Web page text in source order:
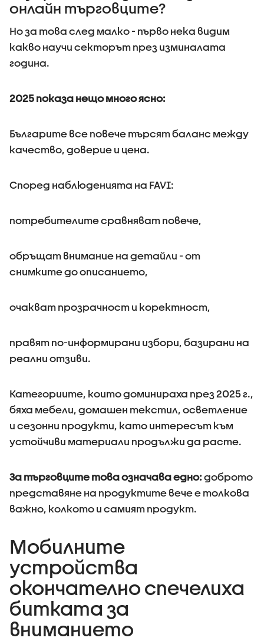
онлайн търговците?
Но за това след малко - първо нека видим
какво научи секторът през изминалата
година.
2025 показа нещо много ясно:
Българите все повече търсят баланс между
качество, доверие и цена.
Според наблюденията на FAVI:
потребителите сравняват повече,
обръщат внимание на детайли - от
снимките до описанието,
очакват прозрачност и коректност,
правят по-информирани избори, базирани на
реални отзиви.
Категориите, които доминираха през 2025 г.,
бяха мебели, домашен текстил, осветление
и сезонни продукти, като интересът към
устойчиви материали продължи да расте.
За търговците това означава едно:доброто
представяне на продуктите вече е толкова
важно, колкото и самият продукт.
Мобилните
устройства
окончателно спечелиха
битката за
вниманието